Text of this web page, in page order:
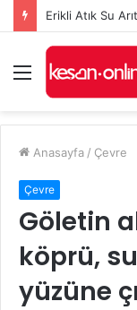
Menü
Anasayfa / Çevre
Çevre
Göletin
köprü,
yüzüne